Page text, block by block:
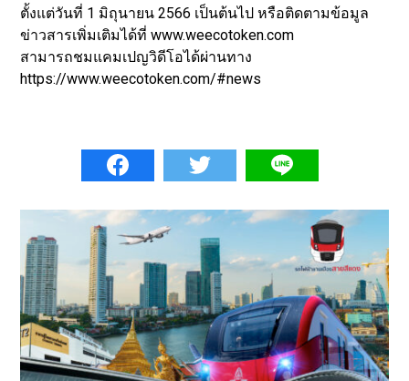
ตั้งแต่วันที่ 1 มิถุนายน 2566 เป็นต้นไป หรือติดตามข้อมูล
ข่าวสารเพิ่มเติมได้ที่ www.weecotoken.com
สามารถชมแคมเปญวิดีโอได้ผ่านทาง
https://www.weecotoken.com/#news